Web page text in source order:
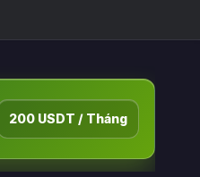
200 USDT / Tháng